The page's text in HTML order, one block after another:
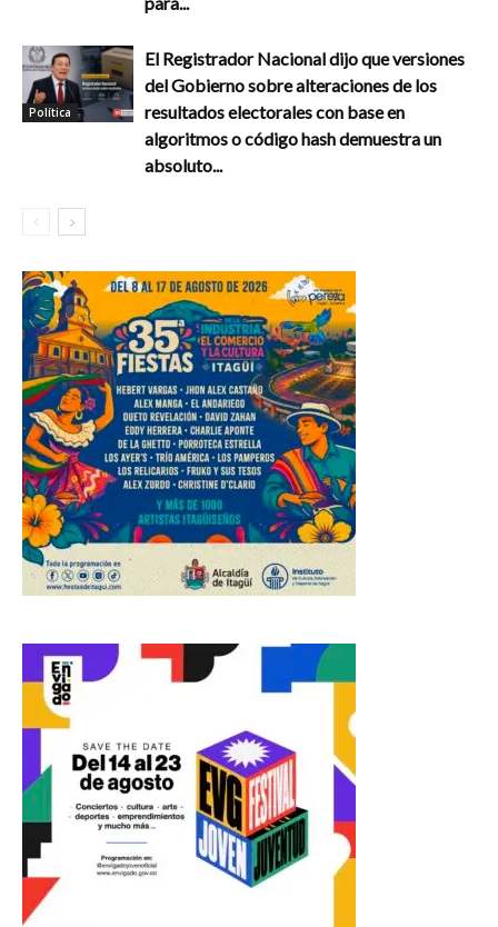
Política
El Registrador Nacional dijo que versiones
del Gobierno sobre alteraciones de los
resultados electorales con base en
algoritmos o código hash demuestra un
absoluto...